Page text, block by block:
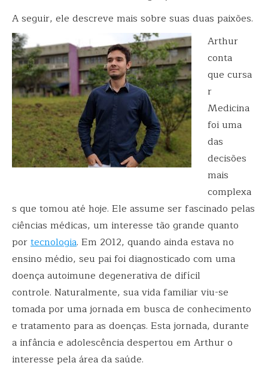
A seguir, ele descreve mais sobre suas duas paixões.
Arthur
conta
que cursa
r
Medicina
foi uma
das
decisões
mais
complexa
s que tomou até hoje. Ele assume ser fascinado pelas
ciências médicas, um interesse tão grande quanto
portecnologia. Em 2012, quando ainda estava no
ensino médio, seu pai foi diagnosticado com uma
doença autoimune degenerativa de difícil
controle. Naturalmente, sua vida familiar viu-se
tomada por uma jornada em busca de conhecimento
e tratamento para as doenças. Esta jornada, durante
a infância e adolescência despertou em Arthur o
interesse pela área da saúde.